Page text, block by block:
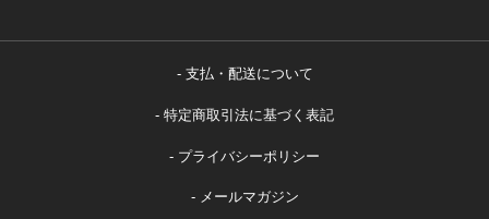
支払・配送について
特定商取引法に基づく表記
プライバシーポリシー
メールマガジン